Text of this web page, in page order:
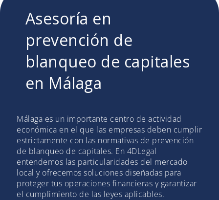
Asesoría en
prevención de
blanqueo de capitales
en Málaga
Málaga es un importante centro de actividad
económica en el que las empresas deben cumplir
estrictamente con las normativas de prevención
de blanqueo de capitales. En 4DLegal
entendemos las particularidades del mercado
local y ofrecemos soluciones diseñadas para
proteger tus operaciones financieras y garantizar
el cumplimiento de las leyes aplicables.